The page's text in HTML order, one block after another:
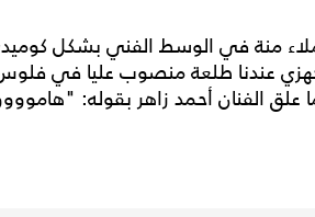
منة في الوسط الفني بشكل
عندنا طلعة منصوب عليا في
الفنان أحمد زاهر بقوله: